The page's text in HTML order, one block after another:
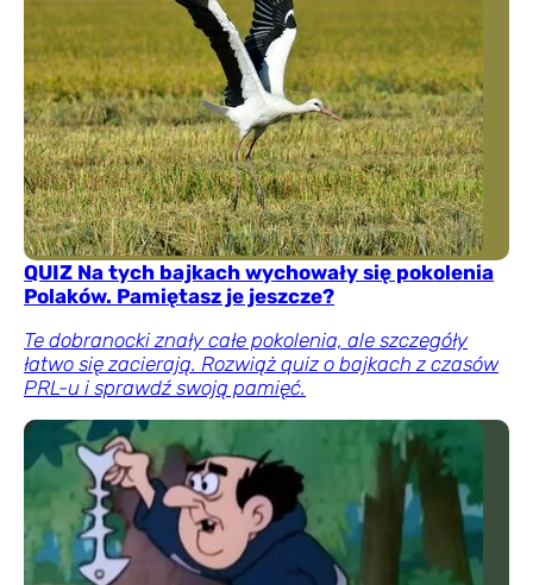
QUIZ Na tych bajkach wychowały się pokolenia
Polaków. Pamiętasz je jeszcze?
Te dobranocki znały całe pokolenia, ale szczegóły
łatwo się zacierają. Rozwiąż quiz o bajkach z czasów
PRL-u i sprawdź swoją pamięć.